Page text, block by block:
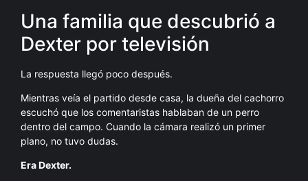
Una familia que descubrió a
Dexter por televisión
La respuesta llegó poco después.
Mientras veía el partido desde casa, la dueña del cachorro
escuchó que los comentaristas hablaban de un perro
dentro del campo. Cuando la cámara realizó un primer
plano, no tuvo dudas.
Era Dexter.